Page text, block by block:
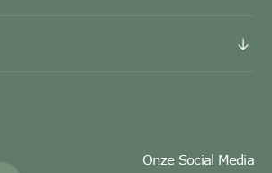
Onze Social Media